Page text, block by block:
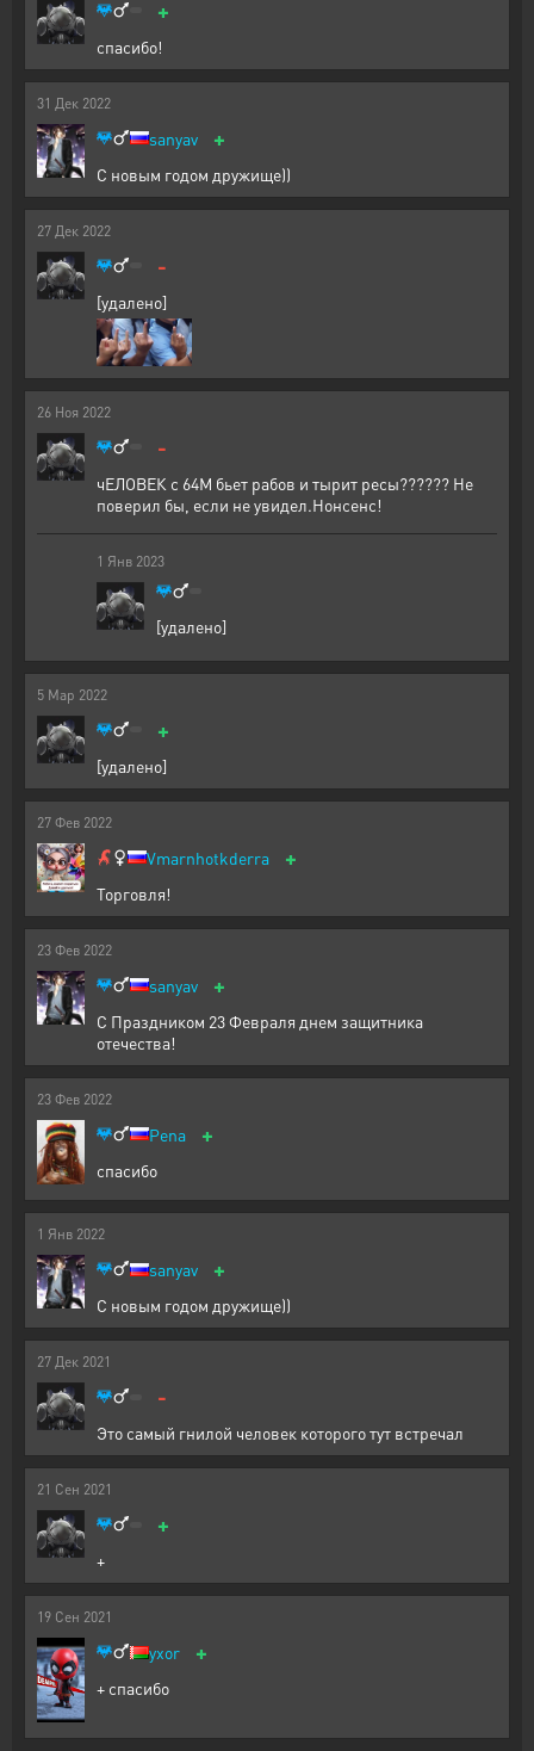
+
спасибо!
31 Дек 2022
sanyav +
С новым годом дружище))
27 Дек 2022
-
[удалено]
26 Ноя 2022
-
чЕЛОВЕК с 64М бьет рабов и тырит ресы?????? Не
поверил бы, если не увидел.Нонсенс!
1 Янв 2023
[удалено]
5 Мар 2022
+
[удалено]
27 Фев 2022
Vmarnhotkderra +
Торговля!
23 Фев 2022
sanyav +
С Праздником 23 Февраля днем защитника
отечества!
23 Фев 2022
Pena +
спасибо
1 Янв 2022
sanyav +
С новым годом дружище))
27 Дек 2021
-
Это самый гнилой человек которого тут встречал
21 Сен 2021
+
+
19 Сен 2021
yxor +
+ спасибо